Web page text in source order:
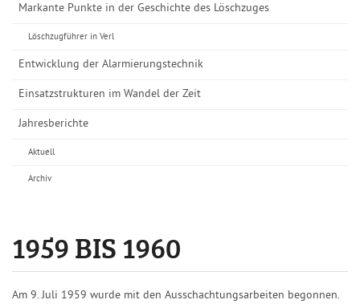
Markante Punkte in der Geschichte des Löschzuges
Löschzugführer in Verl
Entwicklung der Alarmierungstechnik
Einsatzstrukturen im Wandel der Zeit
Jahresberichte
Aktuell
Archiv
1959 BIS 1960
Am 9. Juli 1959 wurde mit den Ausschachtungsarbeiten begonnen.